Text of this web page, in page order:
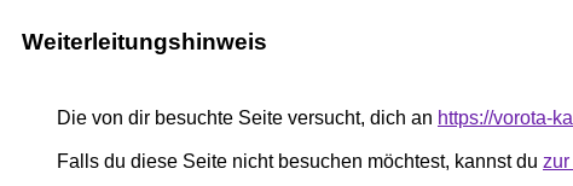
Weiterleitungshinweis
Die von dir besuchte Seite versucht, dich an https://vorota-
Falls du diese Seite nicht besuchen möchtest, kannst du